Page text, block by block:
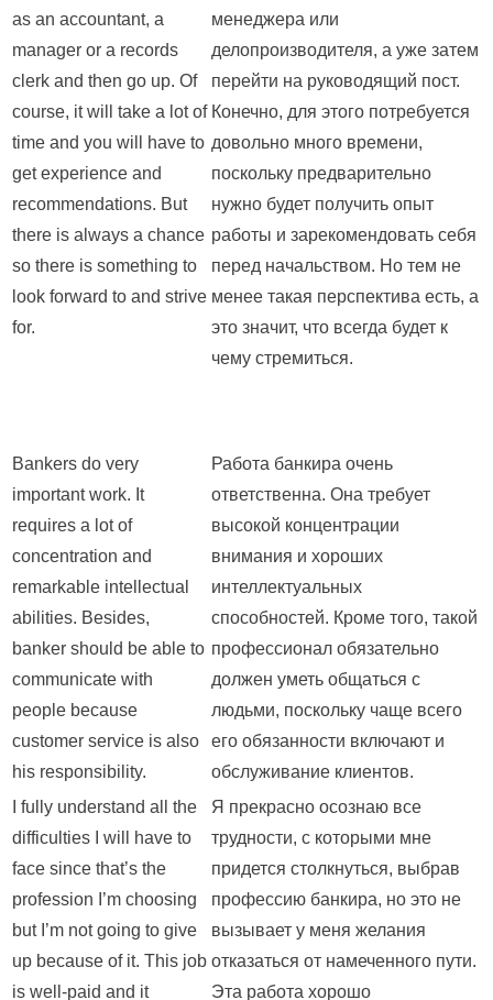
as an accountant, a
manager or a records
clerk and then go up. Of
course, it will take a lot of
time and you will have to
get experience and
recommendations. But
there is always a chance
so there is something to
look forward to and strive
for.
менеджера или
делопроизводителя, а уже затем
перейти на руководящий пост.
Конечно, для этого потребуется
довольно много времени,
поскольку предварительно
нужно будет получить опыт
работы и зарекомендовать себя
перед начальством. Но тем не
менее такая перспектива есть, а
это значит, что всегда будет к
чему стремиться.
Bankers do very
important work. It
requires a lot of
concentration and
remarkable intellectual
abilities. Besides,
banker should be able to
communicate with
people because
customer service is also
his responsibility.
Работа банкира очень
ответственна. Она требует
высокой концентрации
внимания и хороших
интеллектуальных
способностей. Кроме того, такой
профессионал обязательно
должен уметь общаться с
людьми, поскольку чаще всего
его обязанности включают и
обслуживание клиентов.
I fully understand all the
difficulties I will have to
face since that’s the
profession I’m choosing
but I’m not going to give
up because of it. This job
is well-paid and it
Я прекрасно осознаю все
трудности, с которыми мне
придется столкнуться, выбрав
профессию банкира, но это не
вызывает у меня желания
отказаться от намеченного пути.
Эта работа хорошо